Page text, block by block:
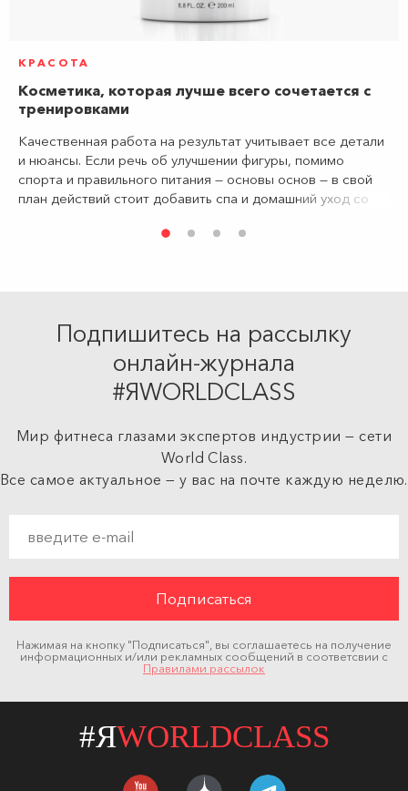
КРАСОТА
Косметика, которая лучше всего сочетается с
тренировками
Качественная работа на результат учитывает все детали
и нюансы. Если речь об улучшении фигуры, помимо
спорта и правильного питания — основы основ — в свой
план действий стоит добавить спа и домашний уход со
Подпишитесь на рассылку
онлайн-журнала
#ЯWORLDCLASS
Мир фитнеса глазами экспертов индустрии — сети
World Class.
Все самое актуальное — у вас на почте каждую неделю.
Нажимая на кнопку "Подписаться", вы соглашаетесь на получение
информационных и/или рекламных сообщений в соответсвии с
Правилами рассылок
#ЯWORLDCLASS